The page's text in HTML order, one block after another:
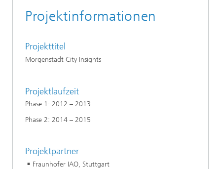
Projektinformationen
Projekttitel
Morgenstadt City Insights
Projektlaufzeit
Phase 1: 2012 – 2013
Phase 2: 2014 – 2015
Projektpartner
Fraunhofer IAO, Stuttgart